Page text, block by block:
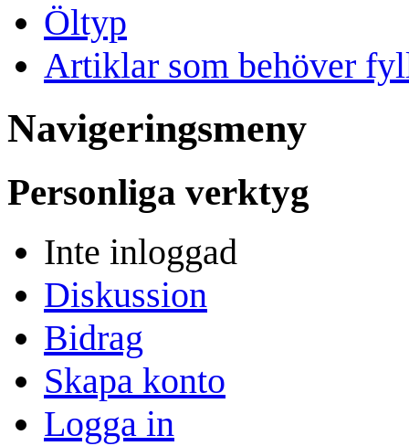
Öltyp
Artiklar som behöver
Navigeringsmeny
Personliga verktyg
Inte inloggad
Diskussion
Bidrag
Skapa konto
Logga in